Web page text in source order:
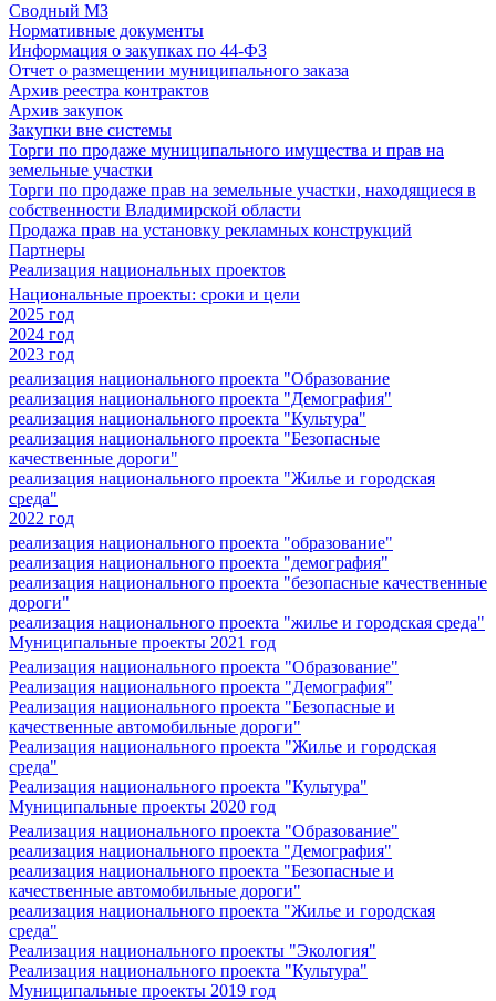
Сводный МЗ
Нормативные документы
Информация о закупках по 44-ФЗ
Отчет о размещении муниципального заказа
Архив реестра контрактов
Архив закупок
Закупки вне системы
Торги по продаже муниципального имущества и прав на
земельные участки
Торги по продаже прав на земельные участки, находящиеся в
собственности Владимирской области
Продажа прав на установку рекламных конструкций
Партнеры
Реализация национальных проектов
Национальные проекты: сроки и цели
2025 год
2024 год
2023 год
реализация национального проекта "Образование
реализация национального проекта "Демография"
реализация национального проекта "Культура"
реализация национального проекта "Безопасные
качественные дороги"
реализация национального проекта "Жилье и городская
среда"
2022 год
реализация национального проекта "образование"
реализация национального проекта "демография"
реализация национального проекта "безопасные качественные
дороги"
реализация национального проекта "жилье и городская среда"
Муниципальные проекты 2021 год
Реализация национального проекта "Образование"
Реализация национального проекта "Демография"
Реализация национального проекта "Безопасные и
качественные автомобильные дороги"
Реализация национального проекта "Жилье и городская
среда"
Реализация национального проекта "Культура"
Муниципальные проекты 2020 год
Реализация национального проекта "Образование"
реализация национального проекта "Демография"
реализация национального проекта "Безопасные и
качественные автомобильные дороги"
реализация национального проекта "Жилье и городская
среда"
Реализация национального проекты "Экология"
Реализация национального проекта "Культура"
Муниципальные проекты 2019 год